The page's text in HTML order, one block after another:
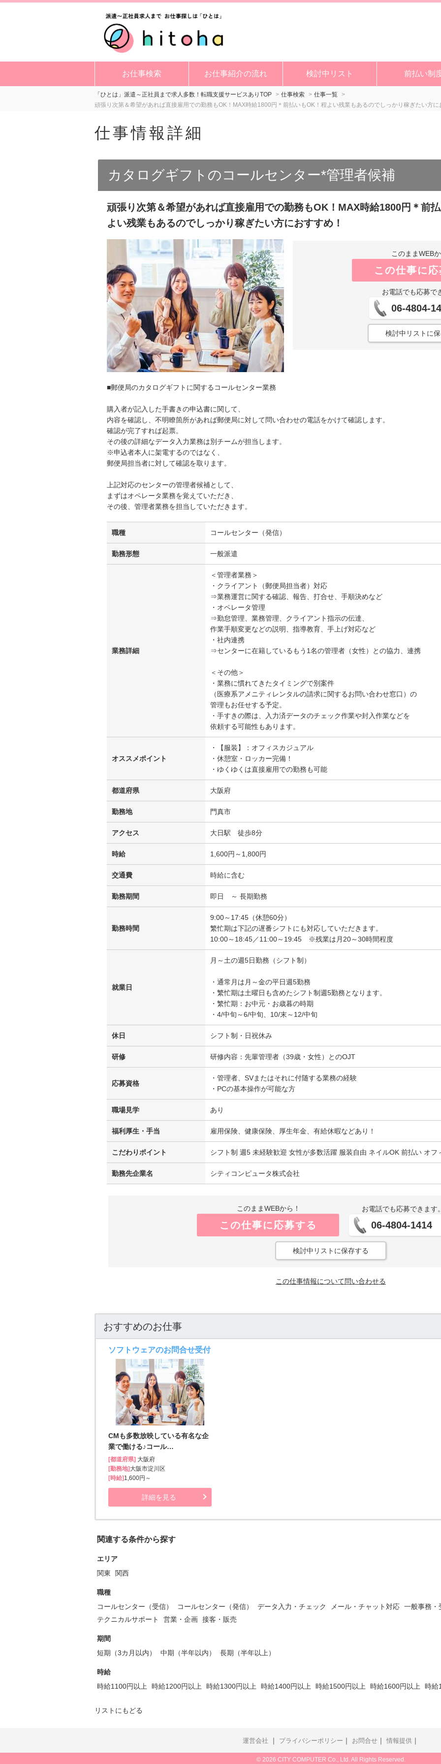
お仕事検索 お仕事紹介の流れ 検討中リスト 前払い制
「ひとは」派遣～正社員まで求人多数！転職支援サービスありTOP 仕事検索
仕事一覧
頑張り次第＆希望があれば直接雇用での勤務もOK！MAX時給1800円＊前払いもOK！程よい残業もあるのでしっかり稼ぎたい方に
仕事情報詳細
カタログギフトのコールセンター*管理者候補
頑張り次第＆希望があれば直接雇用での勤務もOK！MAX時給1800円＊前
よい残業もあるのでしっかり稼ぎたい方におすすめ！
このままWEBか
この仕事に応
お電話でも応募で
06-4804-
検討中リストに
■郵便局のカタログギフトに関するコールセンター業務
購入者が記入した手書きの申込書に関して、
内容を確認し、不明瞭箇所があれば郵便局に対して問い合わせの電話をかけて確認します。
確認が完了すれば起票。
その後の詳細なデータ入力業務は別チームが担当します。
※申込者本人に架電するのではなく、
郵便局担当者に対して確認を取ります。
上記対応のセンターの管理者候補として、
まずはオペレータ業務を覚えていただき、
その後、管理者業務を担当していただきます。
職種 コールセンター（発信）
勤務形態 一般派遣
業務詳細
＜管理者業務＞
・クライアント（郵便局担当者）対応
⇒業務運営に関する確認、報告、打合せ、手順決めなど
・オペレータ管理
⇒勤怠管理、業務管理、クライアント指示の伝達、
作業手順変更などの説明、指導教育、手上げ対応など
・社内連携
⇒センターに在籍しているもう1名の管理者（女性）との協力、連携
＜その他＞
・業務に慣れてきたタイミングで別案件
（医療系アメニティレンタルの請求に関するお問い合わせ窓口）の
管理もお任せする予定。
・手すきの際は、入力済データのチェック作業や封入作業などを
依頼する可能性もあります。
オススメポイント
・【服装】：オフィスカジュアル
・休憩室・ロッカー完備！
・ゆくゆくは直接雇用での勤務も可能
都道府県 大阪府
勤務地 門真市
アクセス 大日駅 徒歩8分
時給 1,600円～1,800円
交通費 時給に含む
勤務期間 即日 ～ 長期勤務
勤務時間
9:00～17:45（休憩60分）
繁忙期は下記の遅番シフトにも対応していただきます。
10:00～18:45／11:00～19:45 ※残業は月20～30時間程度
就業日
月～土の週5日勤務（シフト制）
・通常月は月～金の平日週5勤務
・繁忙期は土曜日も含めたシフト制週5勤務となります。
・繁忙期：お中元・お歳暮の時期
・4/中旬～6/中旬、10/末～12/中旬
休日 シフト制・日祝休み
研修 研修内容：先輩管理者（39歳・女性）とのOJT
応募資格
・管理者、SVまたはそれに付随する業務の経験
・PCの基本操作が可能な方
職場見学 あり
福利厚生・手当 雇用保険、健康保険、厚生年金、有給休暇などあり！
こだわりポイント シフト制 週5 未経験歓迎 女性が多数活躍 服装自由 ネイルOK 前払い オフ
勤務先企業名 シティコンピュータ株式会社
このままWEBから！
この仕事に応募する
お電話でも応募できます。
06-4804-1414
検討中リストに保存する
この仕事情報について問い合わせる
おすすめのお仕事
ソフトウェアのお問合せ受付
CMも多数放映している有名な企
業で働ける♪コール…
[都道府県] 大阪府
[勤務地]大阪市淀川区
[時給]1,600円～
詳細を見る
関連する条件から探す
エリア
関東
関西
職種
コールセンター（受信）
コールセンター（発信） データ入力・チェック メール・チャット対応 一般事務・
テクニカルサポート
営業・企画 接客・販売
期間
短期（3カ月以内）
中期（半年以内） 長期（半年以上）
時給
時給1100円以上
時給1200円以上 時給1300円以上 時給1400円以上 時給1500円以上 時給1600円以上 時給
リストにもどる
運営会社 ｜ プライバシーポリシー ｜ お問合せ ｜ 情報提供 ｜
© 2026 CITY COMPUTER Co., Ltd. All Rights Reserved.